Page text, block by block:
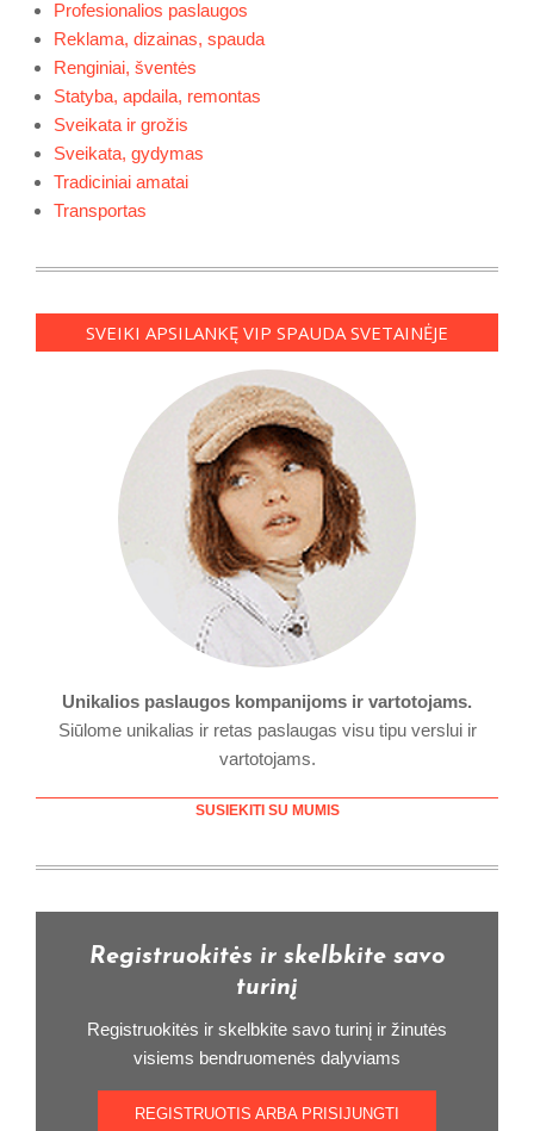
Profesionalios paslaugos
Reklama, dizainas, spauda
Renginiai, šventės
Statyba, apdaila, remontas
Sveikata ir grožis
Sveikata, gydymas
Tradiciniai amatai
Transportas
SVEIKI APSILANKĘ VIP SPAUDA SVETAINĖJE
Unikalios paslaugos kompanijoms ir vartotojams.
Siūlome unikalias ir retas paslaugas visu tipu verslui ir
vartotojams.
SUSIEKITI SU MUMIS
Registruokitės ir skelbkite savo
turinį
Registruokitės ir skelbkite savo turinį ir žinutės
visiems bendruomenės dalyviams
REGISTRUOTIS ARBA PRISIJUNGTI